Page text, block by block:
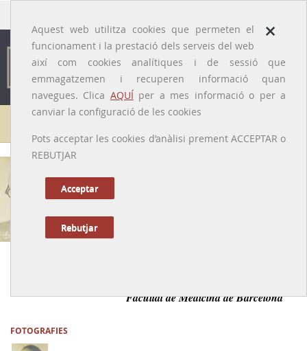
×
Aquest web utilitza cookies que permeten el
funcionament i la prestació dels serveis del web
així com cookies analítiques i de sessió que
emmagatzemen i recuperen informació quan
navegues. Clica AQUÍper a mes informació o per a
canviar la configuració de les cookies
Pots acceptar les cookies d’anàlisi prement ACCEPTAR o
REBUTJAR
Acceptar
Rebutjar
Galeria de metges
[Barcelona, 1902 – Granollers, 1990]
Facultat de Medicina de Barcelona
FOTOGRAFIES